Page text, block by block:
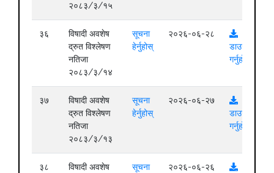
२०८३/३/१५
३६
विषादी अवशेष
द्रुत विश्लेषण
नतिजा
२०८३/३/१४
सूचना
हेर्नुहोस्
२०२६-०६-२८
डाउनलोड
गर्नुहोस्
३७
विषादी अवशेष
द्रुत विश्लेषण
नतिजा
२०८३/३/१३
सूचना
हेर्नुहोस्
२०२६-०६-२७
डाउनलोड
गर्नुहोस्
३८
विषादी अवशेष
सूचना
२०२६-०६-२६